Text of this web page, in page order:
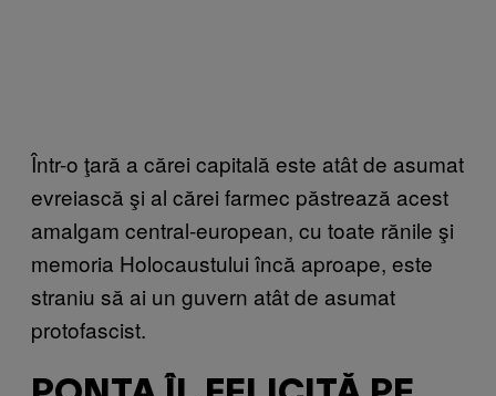
Într-o ţară a cărei capitală este atât de asumat
evreiască şi al cărei farmec păstrează acest
amalgam central-european, cu toate rănile şi
memoria Holocaustului încă aproape, este
straniu să ai un guvern atât de asumat
protofascist.